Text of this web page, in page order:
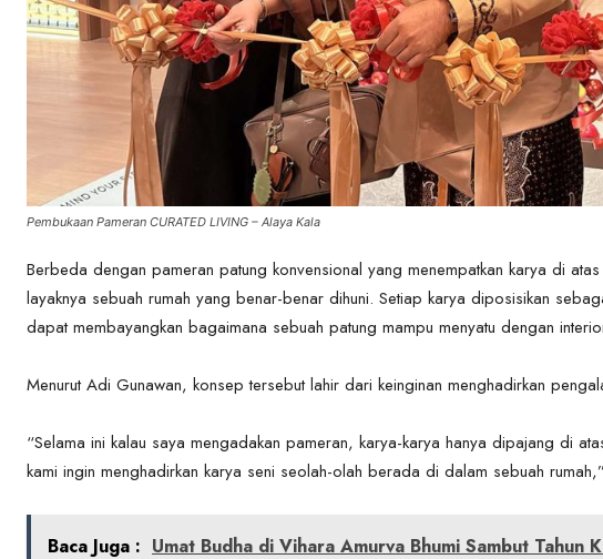
Pembukaan Pameran CURATED LIVING – Alaya Kala
Berbeda dengan pameran patung konvensional yang menempatkan karya di
layaknya sebuah rumah yang benar-benar dihuni. Setiap karya diposisikan
dapat membayangkan bagaimana sebuah patung mampu menyatu dengan
Menurut Adi Gunawan, konsep tersebut lahir dari keinginan menghadirkan
“Selama ini kalau saya mengadakan pameran, karya-karya hanya dipajang di
kami ingin menghadirkan karya seni seolah-olah berada di dalam sebuah
Baca Juga : Umat Budha di Vihara Amurva Bhumi Sambut Tahun